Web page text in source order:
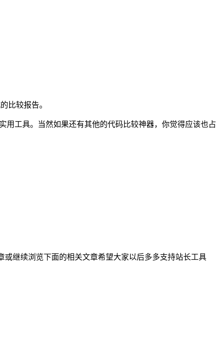
比较报告。
工具。当然如果还有其他的代码比较神器，你觉得应该也占
继续浏览下面的相关文章希望大家以后多多支持站长工具